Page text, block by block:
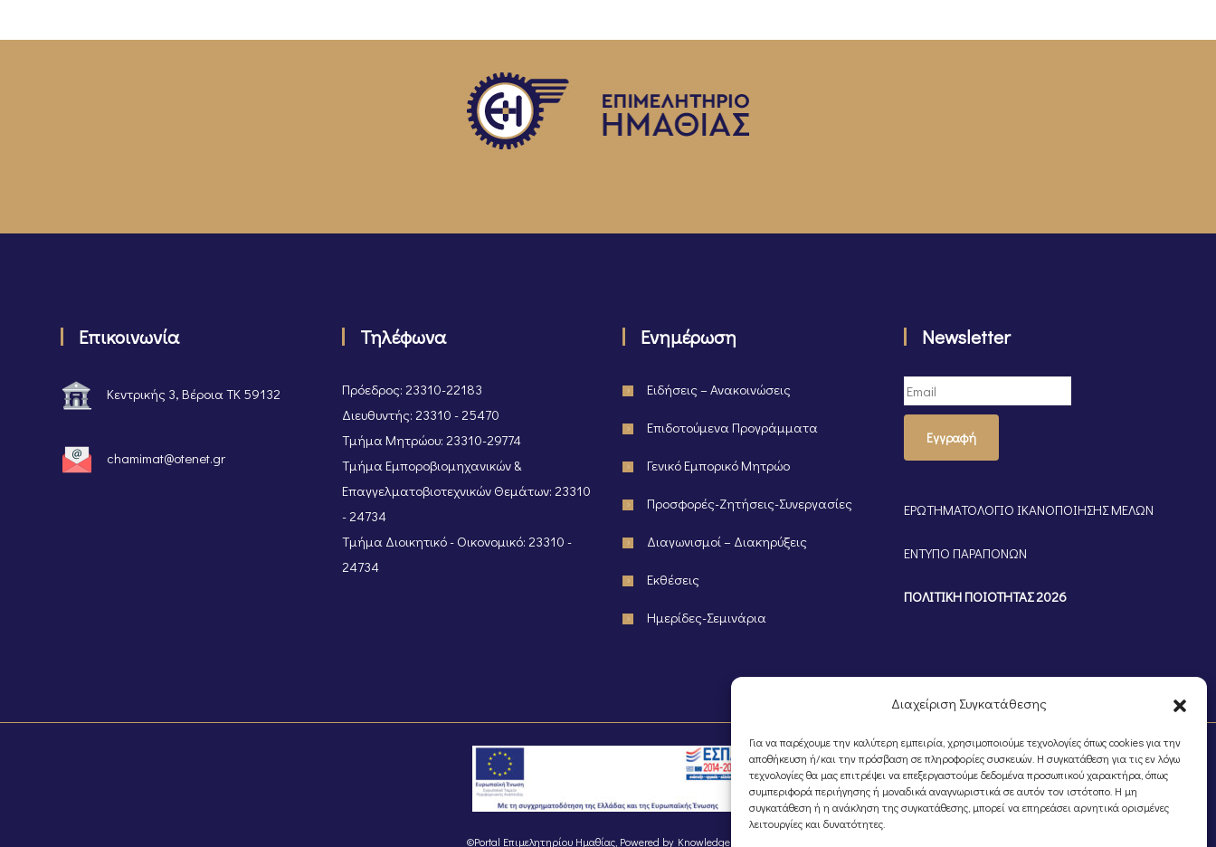
Διαχείριση Συγκατάθεσης
Για να παρέχουμε την καλύτερη εμπειρία, χρησιμοποιούμε τεχνολογίες όπως cookies για την
αποθήκευση ή/και την πρόσβαση σε πληροφορίες συσκευών. Η συγκατάθεση για τις εν λόγω
τεχνολογίες θα μας επιτρέψει να επεξεργαστούμε δεδομένα προσωπικού χαρακτήρα, όπως
συμπεριφορά περιήγησης ή μοναδικά αναγνωριστικά σε αυτόν τον ιστότοπο. Η μη
συγκατάθεση ή η ανάκληση της συγκατάθεσης, μπορεί να επηρεάσει αρνητικά ορισμένες
λειτουργίες και δυνατότητες.
Επικοινωνία
Κεντρικής 3, Βέροια ΤΚ 59132
chamimat@otenet.gr
Τηλέφωνα
Πρόεδρος: 23310-22183
Διευθυντής: 23310 - 25470
Τμήμα Μητρώου: 23310-29774
Τμήμα Εμποροβιομηχανικών &
Επαγγελματοβιοτεχνικών Θεμάτων: 23310
- 24734
Τμήμα Διοικητικό - Οικονομικό: 23310 -
24734
Ενημέρωση
Ειδήσεις – Ανακοινώσεις
Επιδοτούμενα Προγράμματα
Γενικό Εμπορικό Μητρώο
Προσφορές-Ζητήσεις-Συνεργασίες
Διαγωνισμοί – Διακηρύξεις
Εκθέσεις
Ημερίδες-Σεμινάρια
Newsletter
Εγγραφή
ΕΡΩΤΗΜΑΤΟΛΟΓΙΟ ΙΚΑΝΟΠΟΙΗΣΗΣ ΜΕΛΩΝ
ΕΝΤΥΠΟ ΠΑΡΑΠΟΝΩΝ
ΠΟΛΙΤΙΚΗ ΠΟΙΟΤΗΤΑΣ 2026
©Portal Επιμελητηρίου Ημαθίας, Powered by Knowledge A.E.